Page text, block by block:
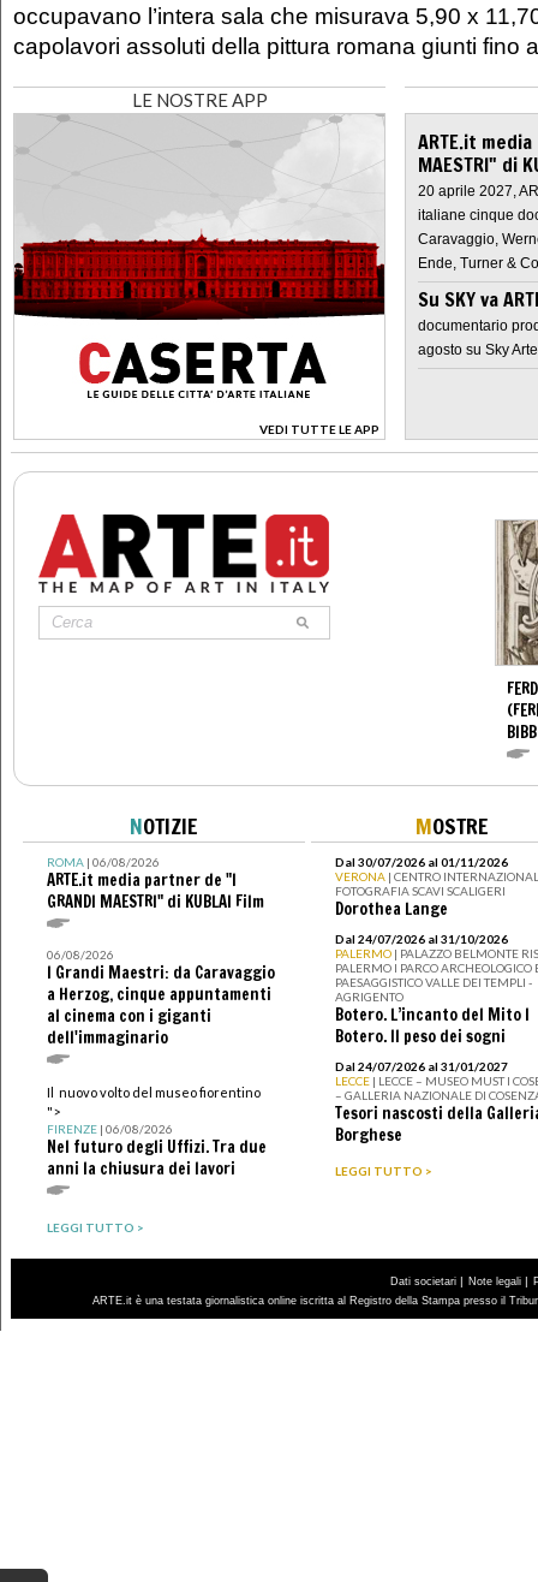
occupavano l’intera sala che misurava 5,90 x
capolavori assoluti della pittura romana giunti fino
LE NOSTRE APP
VEDI TUTTE LE APP
>
ARTE.it
MAESTRI" di
20 aprile 2027,
italiane cinque
Caravaggio,
Ende, Turner &
Su SKY va
documentario
agosto su Sky Arte
NOTIZIE
ROMA| 06/08/2026
ARTE.it media partner de "I
GRANDI MAESTRI" di KUBLAI Film
06/08/2026
I Grandi Maestri: da Caravaggio
a Herzog, cinque appuntamenti
al cinema con i giganti
dell'immaginario
Il nuovo volto del museo fiorentino
">
FIRENZE| 06/08/2026
Nel futuro degli Uffizi. Tra due
anni la chiusura dei lavori
LEGGI TUTTO >
MOSTRE
Dal 30/07/2026 al 01/11/2026
VERONA | CENTRO
FOTOGRAFIA SCAVI SCALIGERI
Dorothea Lange
Dal 24/07/2026 al 31/10/2026
PALERMO | PALAZZO BELMONTE
PALERMO I PARCO ARCHEOLOGICO
PAESAGGISTICO VALLE DEI TEMPLI -
AGRIGENTO
Botero. L’incanto del Mito I
Botero. Il peso dei sogni
Dal 24/07/2026 al 31/01/2027
LECCE | LECCE – MUSEO MUST I
– GALLERIA NAZIONALE DI
Tesori nascosti della
Borghese
LEGGI TUTTO >
Dati societari | Note legali |
ARTE.it è una testata giornalistica online iscritta al Registro della Stampa presso il